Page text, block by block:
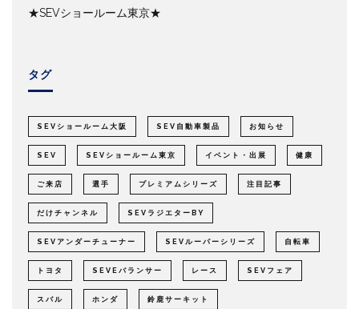
★SEVショールーム東京★
タグ
SEVショールーム大阪 SEV自動車製品 お知らせ
SEV SEVショールーム東京 イベント・出展 健康
ご来店 選手 プレミアムシリーズ 注目記事
だけチャンネル SEVラジエターBY
SEVアンダーチューナー SEVルーパーシリーズ 自転車
トヨタ SEVEバランサー レース SEVフェア
スバル ホンダ 鈴鹿サーキット